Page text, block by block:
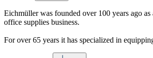
Eichmüller was founded over 100 years ago
office supplies business.
For over 65 years it has specialized in